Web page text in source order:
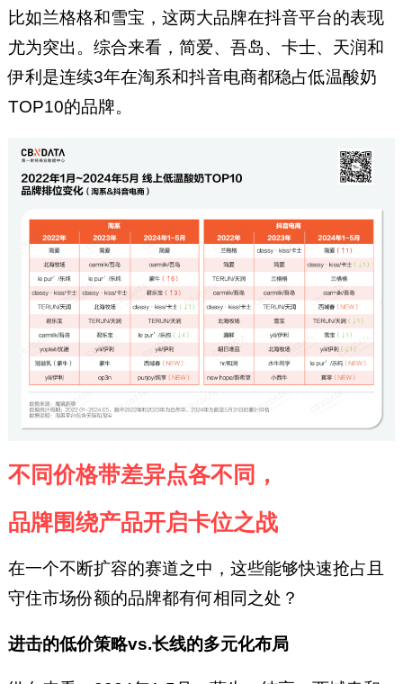
比如兰格格和雪宝，这两大品牌在抖音平台的表现
尤为突出。综合来看，简爱、吾岛、卡士、天润和
伊利是连续3年在淘系和抖音电商都稳占低温酸奶
TOP10的品牌。
不同价格带差异点各不同，
品牌围绕产品开启卡位之战
在一个不断扩容的赛道之中，这些能够快速抢占且
守住市场份额的品牌都有何相同之处？
进击的低价策略vs.长线的多元化布局